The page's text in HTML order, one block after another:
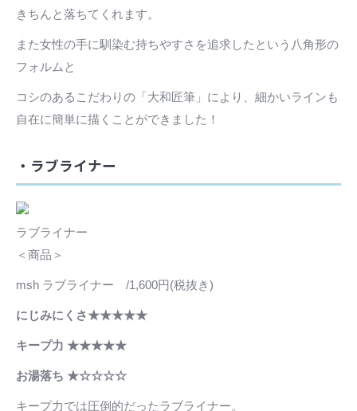
きちんと落ちてくれます。
また女性の手に馴染む持ちやすさを追求したという八角形の
フォルムと
コシのあるこだわりの「大和匠筆」により、細かいラインも
自在に簡単に描くことができました！
・ラブライナー
ラブライナー
＜商品＞
msh ラブライナー /1,600円(税抜き)
にじみにくさ★★★★★
キープ力 ★★★★★
お湯落ち ★☆☆☆☆
キープ力では圧倒的だったラブライナー。